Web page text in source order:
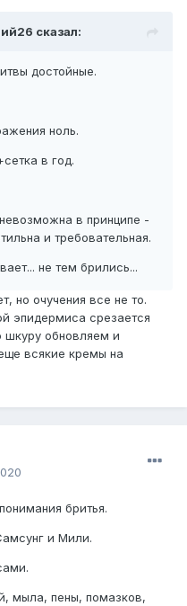
сказал:
достойные.
ноль.
в год.
в принципе -
и требовательная.
не тем брились...
но очучения все не то.
эпидермиса срезается
шкуру обновляем и
всякие кремы на
бритья.
и Мили.
мыла, пены, помазков,